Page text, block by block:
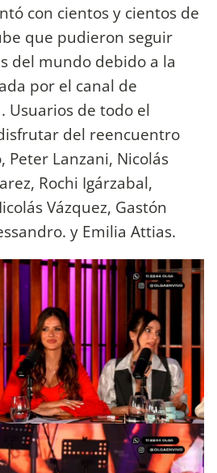
con cientos y cientos de
que pudieron seguir
del mundo debido a la
por el canal de
Usuarios de todo el
del reencuentro
Peter Lanzani, Nicolás
Rochi Igárzabal,
Vázquez, Gastón
y Emilia Attias.